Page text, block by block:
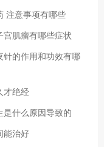
注意事项有哪些
肌瘤有哪些症状
的作用和功效有哪
才绝经
什么原因导致的
能治好